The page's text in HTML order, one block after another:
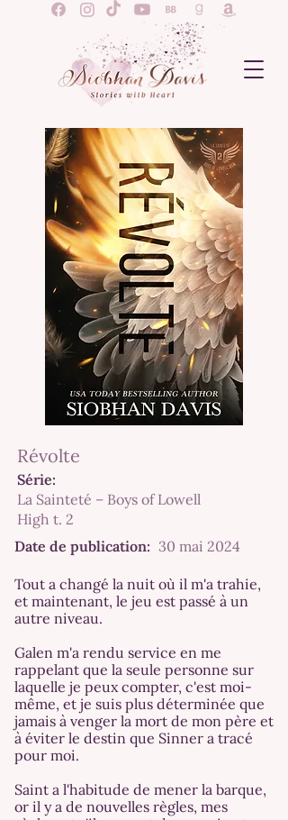
Révolte
Série:
La Sainteté – Boys of Lowell
High t. 2
Date de publication: 30 mai 2024
Tout a changé la nuit où il m'a trahie,
et maintenant, le jeu est passé à un
autre niveau.
Galen m'a rendu service en me
rappelant que la seule personne sur
laquelle je peux compter, c'est moi-
même, et je suis plus déterminée que
jamais à venger la mort de mon père et
à éviter le destin que Sinner a tracé
pour moi.
Saint a l'habitude de mener la barque,
or il y a de nouvelles règles, mes